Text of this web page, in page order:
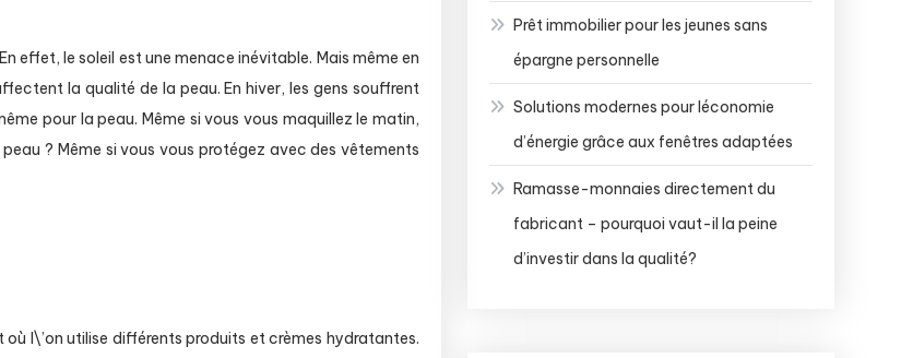
effet, le soleil est une menace inévitable. Mais même en
la qualité de la peau. En hiver, les gens souffrent
pour la peau. Même si vous vous maquillez le matin,
? Même si vous vous protégez avec des vêtements
l\’on utilise différents produits et crèmes hydratantes.
Prêt immobilier pour les jeunes sans
épargne personnelle
Solutions modernes pour léconomie
d’énergie grâce aux fenêtres adaptées
Ramasse-monnaies directement du
fabricant – pourquoi vaut-il la peine
d’investir dans la qualité?